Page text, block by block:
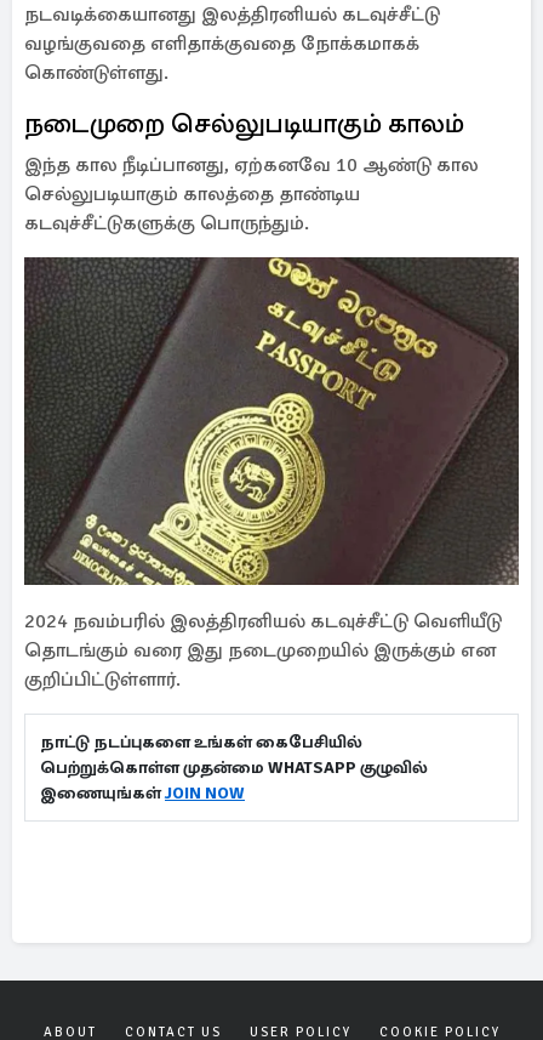
நடவடிக்கையானது இலத்திரனியல் கடவுச்சீட்டு
வழங்குவதை எளிதாக்குவதை நோக்கமாகக்
கொண்டுள்ளது.
நடைமுறை செல்லுபடியாகும் காலம்
இந்த கால நீடிப்பானது, ஏற்கனவே 10 ஆண்டு கால
செல்லுபடியாகும் காலத்தை தாண்டிய
கடவுச்சீட்டுகளுக்கு பொருந்தும்.
2024 நவம்பரில் இலத்திரனியல் கடவுச்சீட்டு வெளியீடு
தொடங்கும் வரை இது நடைமுறையில் இருக்கும் என
குறிப்பிட்டுள்ளார்.
நாட்டு நடப்புகளை உங்கள் கைபேசியில்
பெற்றுக்கொள்ள முதன்மை WHATSAPP குழுவில்
இணையுங்கள்JOIN NOW
ABOUT CONTACT US USER POLICY COOKIE POLICY